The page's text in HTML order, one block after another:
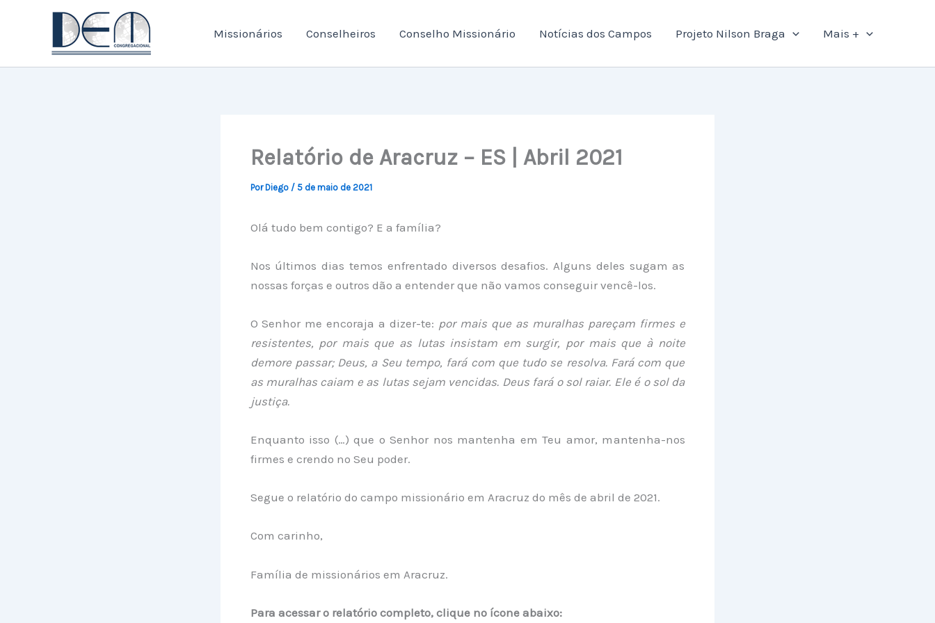
conteúdo
Missionários Conselheiros Conselho Missionário Notícias dos Campos Projeto Nilson Braga Mais +
Relatório de Aracruz – ES | Abril 2021
PorDiego / 5 de maio de 2021
Olá tudo bem contigo? E a família?
Nos últimos dias temos enfrentado diversos desafios. Alguns deles sugam as
nossas forças e outros dão a entender que não vamos conseguir vencê-los.
O Senhor me encoraja a dizer-te: por mais que as muralhas pareçam firmes e
resistentes, por mais que as lutas insistam em surgir, por mais que à noite
demore passar; Deus, a Seu tempo, fará com que tudo se resolva. Fará com que
as muralhas caiam e as lutas sejam vencidas. Deus fará o sol raiar. Ele é o sol da
justiça.
Enquanto isso (…) que o Senhor nos mantenha em Teu amor, mantenha-nos
firmes e crendo no Seu poder.
Segue o relatório do campo missionário em Aracruz do mês de abril de 2021.
Com carinho,
Família de missionários em Aracruz.
Para acessar o relatório completo, clique no ícone abaixo: